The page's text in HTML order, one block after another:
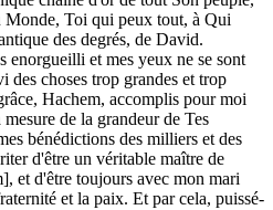
Toi qui peux tout, à Qui
des degrés, de David.
enorgueilli et mes yeux ne se sont
des choses trop grandes et trop
Hachem, accomplis pour moi
de la grandeur de Tes
bénédictions des milliers et des
d'être un véritable maître de
et d'être toujours avec mon mari
et la paix. Et par cela, puissé-